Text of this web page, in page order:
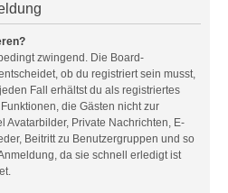
zwingend. Die Board-
ob du registriert sein musst,
Fall erhältst du als registriertes
die Gästen nicht zur
Avatarbilder, Private Nachrichten, E-
Beitritt zu Benutzergruppen und so
da sie schnell erledigt ist